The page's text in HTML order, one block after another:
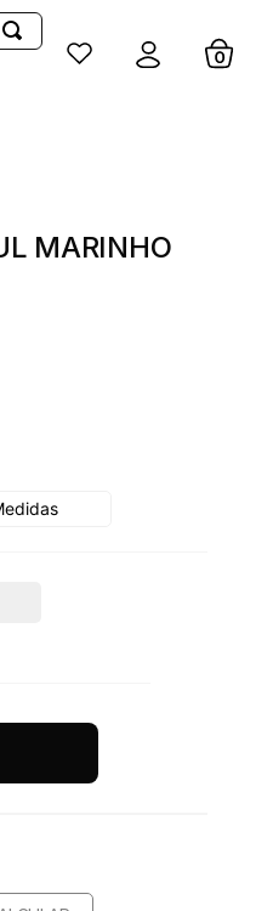
Entrar
MARINHO